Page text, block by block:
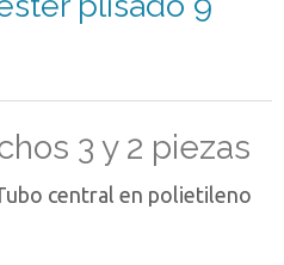
3 y 2 piezas
central en polietileno